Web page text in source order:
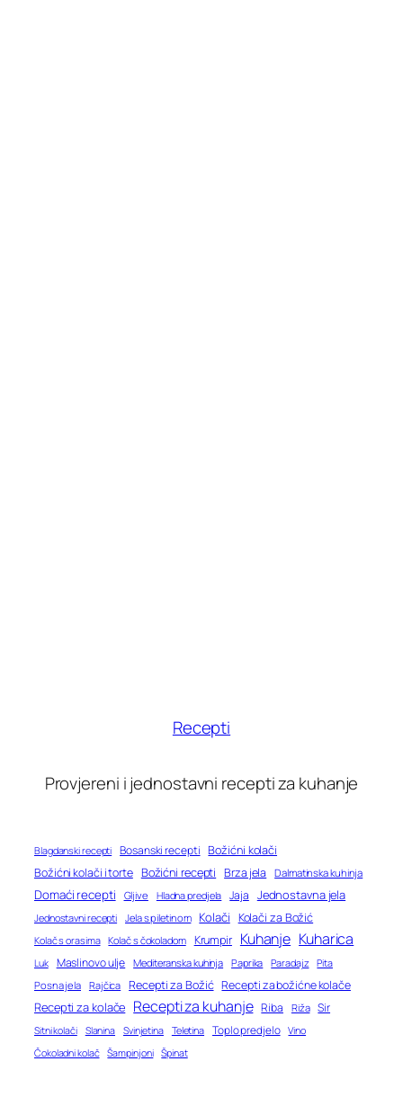
Recepti
Provjereni i jednostavni recepti za kuhanje
Blagdanski recepti Bosanski recepti Božićni kolači
Božićni kolači i torte Božićni recepti Brza jela Dalmatinska kuhinja
Domaći recepti Gljive Hladna predjela Jaja Jednostavna jela
Jednostavni recepti Jela s piletinom Kolači Kolači za Božić
Kolač s orasima Kolač s čokoladom Krumpir Kuhanje Kuharica
Luk Maslinovo ulje Mediteranska kuhinja Paprika Paradajz Pita
Posna jela Rajčica Recepti za Božić Recepti za božićne kolače
Recepti za kolače Recepti za kuhanje Riba Riža Sir
Sitni kolači Slanina Svinjetina Teletina Toplo predjelo Vino
Čokoladni kolač Šampinjoni Špinat